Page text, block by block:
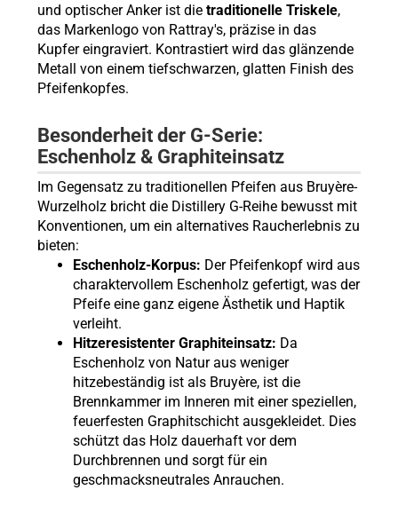
und optischer Anker ist die traditionelle Triskele,
das Markenlogo von Rattray's, präzise in das
Kupfer eingraviert. Kontrastiert wird das glänzende
Metall von einem tiefschwarzen, glatten Finish des
Pfeifenkopfes.
Besonderheit der G-Serie:
Eschenholz & Graphiteinsatz
Im Gegensatz zu traditionellen Pfeifen aus Bruyère-
Wurzelholz bricht die Distillery G-Reihe bewusst mit
Konventionen, um ein alternatives Raucherlebnis zu
bieten:
Eschenholz-Korpus: Der Pfeifenkopf wird aus
charaktervollem Eschenholz gefertigt, was der
Pfeife eine ganz eigene Ästhetik und Haptik
verleiht.
Hitzeresistenter Graphiteinsatz: Da
Eschenholz von Natur aus weniger
hitzebeständig ist als Bruyère, ist die
Brennkammer im Inneren mit einer speziellen,
feuerfesten Graphitschicht ausgekleidet. Dies
schützt das Holz dauerhaft vor dem
Durchbrennen und sorgt für ein
geschmacksneutrales Anrauchen.